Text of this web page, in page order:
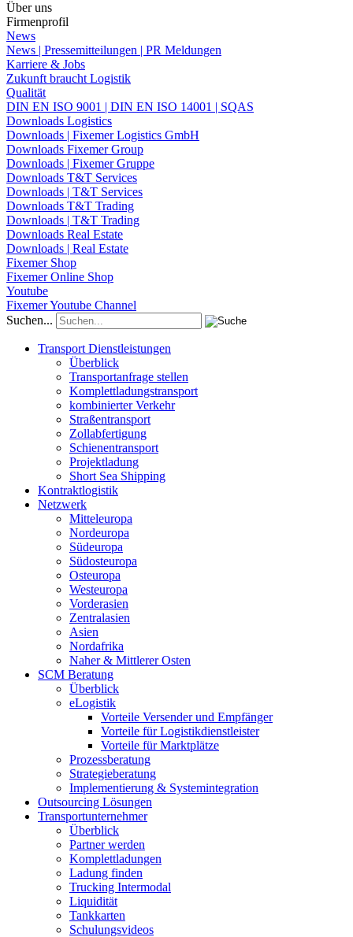
Über uns
Firmenprofil
News
News | Pressemitteilungen | PR Meldungen
Karriere & Jobs
Zukunft braucht Logistik
Qualität
DIN EN ISO 9001 | DIN EN ISO 14001 | SQAS
Downloads Logistics
Downloads | Fixemer Logistics GmbH
Downloads Fixemer Group
Downloads | Fixemer Gruppe
Downloads T&T Services
Downloads | T&T Services
Downloads T&T Trading
Downloads | T&T Trading
Downloads Real Estate
Downloads | Real Estate
Fixemer Shop
Fixemer Online Shop
Youtube
Fixemer Youtube Channel
Suchen...
Transport Dienstleistungen
Überblick
Transportanfrage stellen
Komplettladungstransport
kombinierter Verkehr
Straßentransport
Zollabfertigung
Schienentransport
Projektladung
Short Sea Shipping
Kontraktlogistik
Netzwerk
Mitteleuropa
Nordeuropa
Südeuropa
Südosteuropa
Osteuropa
Westeuropa
Vorderasien
Zentralasien
Asien
Nordafrika
Naher & Mittlerer Osten
SCM Beratung
Überblick
eLogistik
Vorteile Versender und Empfänger
Vorteile für Logistikdienstleister
Vorteile für Marktplätze
Prozessberatung
Strategieberatung
Implementierung & Systemintegration
Outsourcing Lösungen
Transportunternehmer
Überblick
Partner werden
Komplettladungen
Ladung finden
Trucking Intermodal
Liquidität
Tankkarten
Schulungsvideos